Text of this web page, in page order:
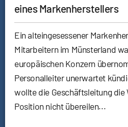
eines Markenherstellers
Ein alteingesessener
Mitarbeitern im Münsterland
europäischen Konzern
Personalleiter unerwartet
wollte die Geschäftsleitung die
Position nicht übereilen...